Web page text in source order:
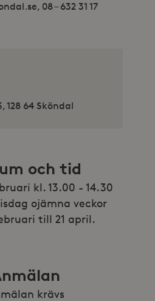
08 – 632 31 17
128 64 Sköndal
och tid
kl. 13.00 - 14.30
ojämna veckor
till 21 april.
krävs